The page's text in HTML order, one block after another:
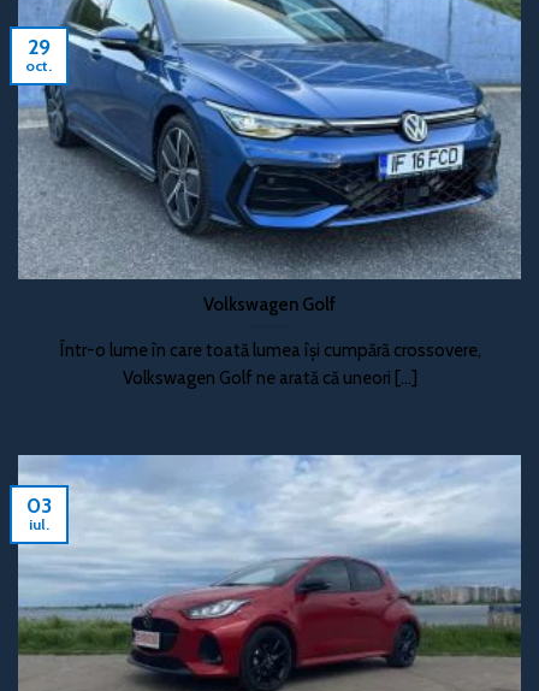
Volkswagen Golf
Într-o lume în care toată lumea își cumpără crossovere,
Volkswagen Golf ne arată că uneori [...]
29
oct.
03
iul.